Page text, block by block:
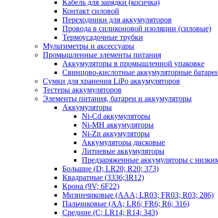
Кабель для зарядки (косичка)
Контакт силовой
Переходники для аккумуляторов
Провода в силиконовой изоляции (силовые)
Термоусадочные трубки
Мультиметры и аксессуары
Промышленные элементы питания
Аккумуляторы в промышленной упаковке
Свинцово-кислотные аккумуляторные
Сумки для хранения LiPo аккумуляторов
Тестеры аккумуляторов
Элементы питания, батареи и аккумуляторы
Аккумуляторы
Ni-Cd аккумуляторы
Ni-MH аккумуляторы
Ni-Zn аккумуляторы
Аккумуляторы дисковые
Литиевые аккумуляторы
Предзаряженные аккумуляторы с
Большие (D; LR20; R20; 373)
Квадратные (3336;3R12)
Крона (9V; 6F22)
Мизинчиковые (AAA; LR03; FR03; R03; 286)
Пальчиковые (AA; LR6; FR6; R6; 316)
Средние (C; LR14; R14; 343)